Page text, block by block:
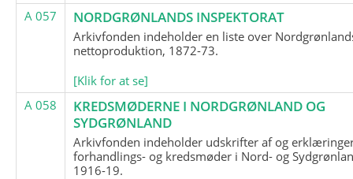
A 057
NORDGRØNLANDS INSPEKTORAT
Arkivfonden indeholder en liste over
nettoproduktion, 1872-73.
[Klik for at se]
A 058
KREDSMØDERNE I NORDGRØNLAND OG
SYDGRØNLAND
Arkivfonden indeholder udskrifter af og
forhandlings- og kredsmøder i Nord- og
1916-19.